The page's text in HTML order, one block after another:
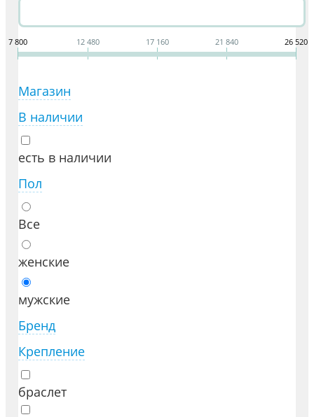
7 800 12 480 17 160 21 840 26 520
Магазин
В наличии
есть в наличии
Пол
Все
женские
мужские
Бренд
Крепление
браслет